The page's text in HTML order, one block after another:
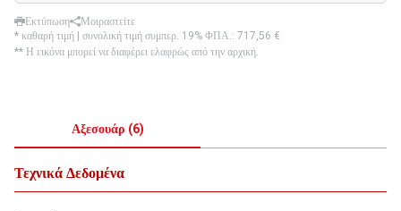
Εκτύπωση
Μοιραστείτε
* καθαρή τιμή | συνολική τιμή συμπερ. 19% ΦΠΑ.: 717,56 €
** Η εικόνα μπορεί να διαφέρει ελαφρώς από την αρχική.
Αξεσουάρ (6)
Τεχνικά Δεδομένα